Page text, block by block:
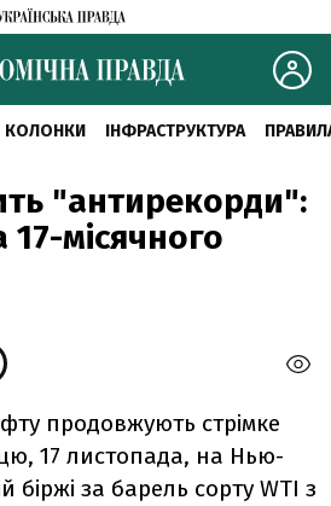
КОЛОНКИ ІНФРАСТРУКТУРА
"антирекорди":
17-місячного
продовжують стрімке
17 листопада, на Нью-
біржі за барель сорту WTI з